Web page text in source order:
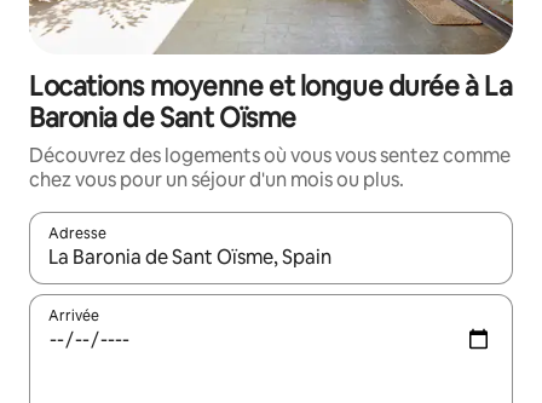
Locations moyenne et longue durée à La
Baronia de Sant Oïsme
Découvrez des logements où vous vous sentez comme
chez vous pour un séjour d'un mois ou plus.
Adresse
Lorsque les résultats s'affichent, utilisez les flèches vers le
Arrivée